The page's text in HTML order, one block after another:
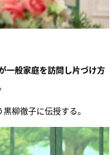
一般家庭を訪問し片づけ方
柳徹子に伝授する。